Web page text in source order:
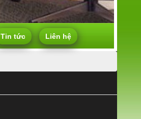
Tin tức Liên hệ